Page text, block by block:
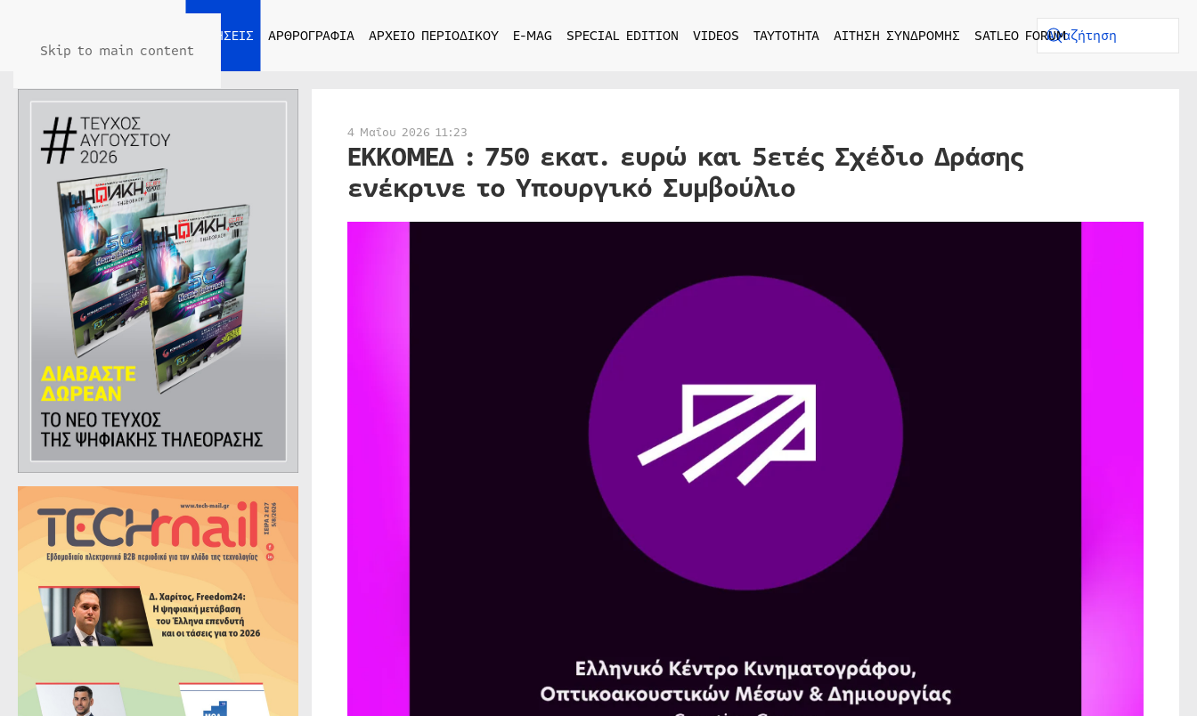
Skip to main content
ΕΙΔΗΣΕΙΣ ΑΡΘΡΟΓΡΑΦΙΑ ΑΡΧΕΙΟ ΠΕΡΙΟΔΙΚΟΥ E-MAG SPECIAL EDITION VIDEOS ΤΑΥΤΟΤΗΤΑ ΑΙΤΗΣΗ ΣΥΝΔΡΟΜΗΣ SATLEO FORUM
4 Μαΐου 2026 11:23
ΕΚΚΟΜΕΔ : 750 εκατ. ευρώ και 5ετές Σχέδιο Δράσης
ενέκρινε το Υπουργικό Συμβούλιο